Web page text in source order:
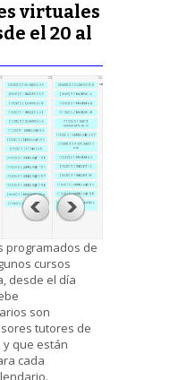
virtuales
el 20 al
programados de
cursos
desde el día
son
tutores de
que están
cada